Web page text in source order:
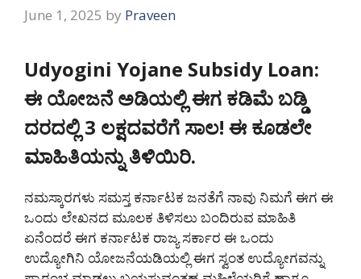
June 1, 2025 by Praveen
Udyogini Yojane Subsidy Loan:
ಈ ಯೋಜನೆ ಅಡಿಯಲ್ಲಿ ಈಗ ಕಡಿಮೆ ಬಡ್ಡಿ
ದರದಲ್ಲಿ 3 ಲಕ್ಷದವರೆಗೆ ಸಾಲ! ಈ ಕೂಡಲೇ
ಮಾಹಿತಿಯನ್ನು ತಿಳಿಯಿರಿ.
ನಮಸ್ಕಾರಗಳು ಸಮಸ್ತ ಕರ್ನಾಟಕ ಜನತೆಗೆ ನಾವು ನಿಮಗೆ ಈಗ ಈ
ಒಂದು ಲೇಖನದ ಮೂಲಕ ತಿಳಿಸಲು ಬಂದಿರುವ ಮಾಹಿತಿ
ಏನೆಂದರೆ ಈಗ ಕರ್ನಾಟಕ ರಾಜ್ಯ ಸರ್ಕಾರ ಈ ಒಂದು
ಉದ್ಯೋಗಿನಿ ಯೋಜನೆಯಡಿಯಲ್ಲಿ ಈಗ ಸ್ವಂತ ಉದ್ಯೋಗವನ್ನು